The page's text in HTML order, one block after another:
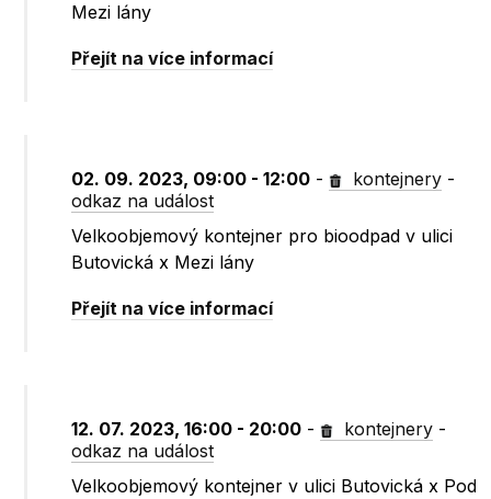
Mezi lány
Přejít na více informací
02. 09. 2023, 09:00 - 12:00 - kontejnery -
odkaz na událost
Velkoobjemový kontejner pro bioodpad v ulici
Butovická x Mezi lány
Přejít na více informací
12. 07. 2023, 16:00 - 20:00 - kontejnery -
odkaz na událost
Velkoobjemový kontejner v ulici Butovická x Pod